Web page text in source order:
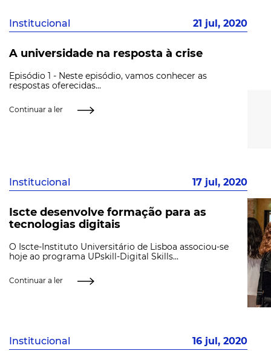
Institucional 21 jul, 2020
A universidade na resposta à crise
Episódio 1 - Neste episódio, vamos conhecer as
respostas oferecidas...
Continuar a ler
Institucional 17 jul, 2020
Iscte desenvolve formação para as
tecnologias digitais
O Iscte-Instituto Universitário de Lisboa associou-se
hoje ao programa UPskill-Digital Skills...
Continuar a ler
Institucional 16 jul, 2020